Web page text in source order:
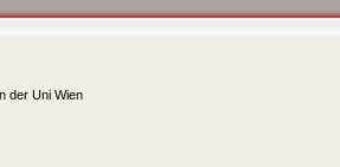
der Uni Wien